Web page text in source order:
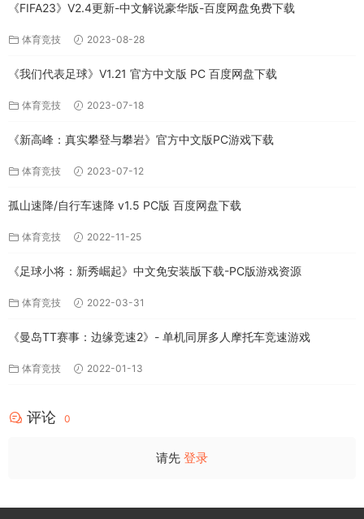
《FIFA23》V2.4更新-中文解说豪华版-百度网盘免费下载
体育竞技 2023-08-28
《我们代表足球》V1.21 官方中文版 PC 百度网盘下载
体育竞技 2023-07-18
《新高峰：真实攀登与攀岩》官方中文版PC游戏下载
体育竞技 2023-07-12
孤山速降/自行车速降 v1.5 PC版 百度网盘下载
体育竞技 2022-11-25
《足球小将：新秀崛起》中文免安装版下载-PC版游戏资源
体育竞技 2022-03-31
《曼岛TT赛事：边缘竞速2》- 单机同屏多人摩托车竞速游戏
体育竞技 2022-01-13
评论 0
请先 登录